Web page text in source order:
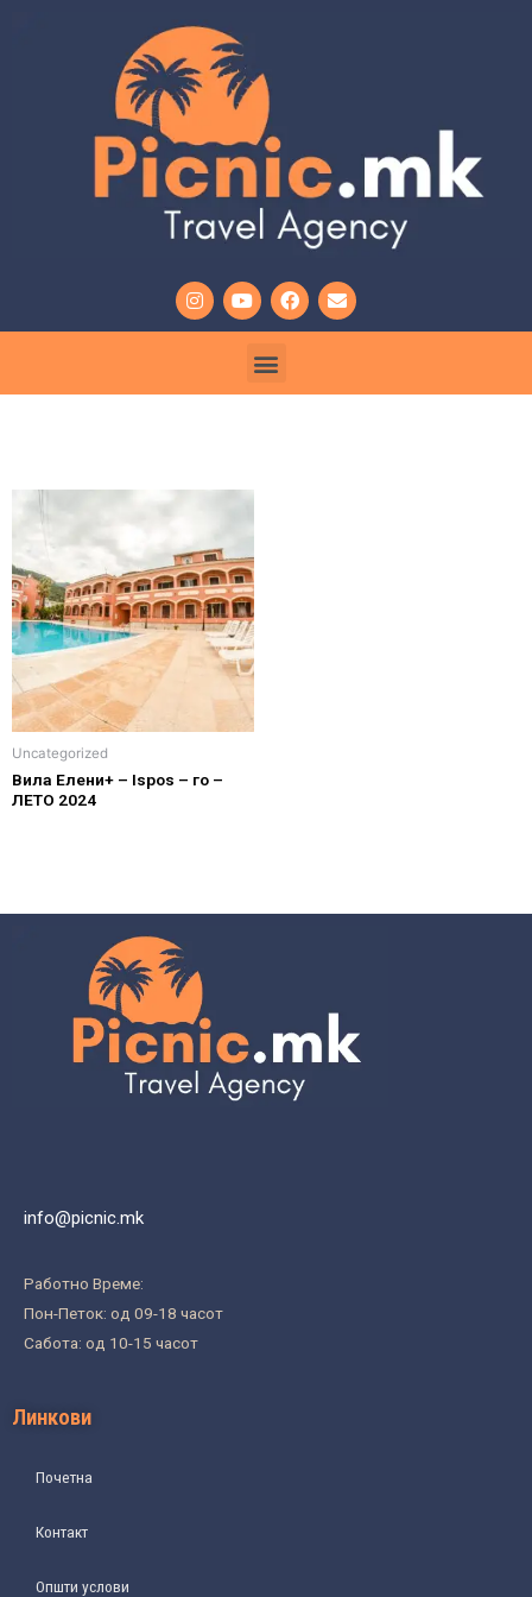
Uncategorized
Вила Елени+ – Ispos – го –
ЛЕТО 2024
info@picnic.mk
Работно Време:
Пон-Петок: од 09-18 часот
Сабота: од 10-15 часот
Линкови
Почетна
Контакт
Општи услови